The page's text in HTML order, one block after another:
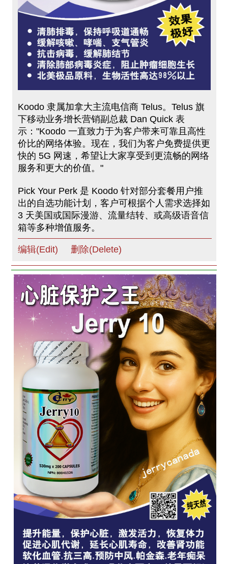
Koodo 隶属加拿大主流电信商 Telus。Telus 旗
下移动业务增长营销副总裁 Dan Quick 表
示："Koodo 一直致力于为客户带来可靠且高性
价比的网络体验。现在，我们为客户免费提供更
快的 5G 网速，希望让大家享受到更流畅的网络
服务和更大的价值。"
Pick Your Perk 是 Koodo 针对部分套餐用户推
出的自选功能计划，客户可根据个人需求选择如
3 天美国或国际漫游、流量结转、或高级语音信
箱等多种增值服务。
编辑(Edit) 删除(Delete)